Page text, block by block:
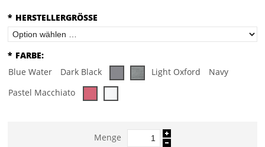
* HERSTELLERGRÖSSE
* FARBE:
Blue Water
Dark Black Light Oxford
Navy
Pastel Macchiato
Menge